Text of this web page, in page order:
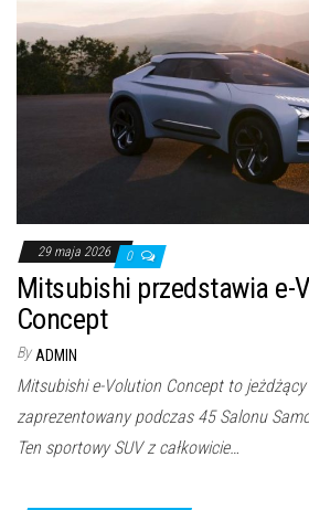
29 maja 2026 0
Mitsubishi przedstawia e-
Concept
By ADMIN
Mitsubishi e-Volution Concept to
zaprezentowany podczas 45 Salonu
Ten sportowy SUV z całkowicie…